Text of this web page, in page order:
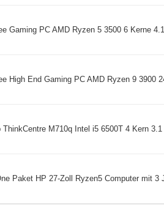
Gaming PC AMD Ryzen 5 3500 6 Kerne
High End Gaming PC AMD Ryzen 9 3900
ThinkCentre M710q Intel i5 6500T 4 Kern
Paket HP 27-Zoll Ryzen5 Computer mit 3